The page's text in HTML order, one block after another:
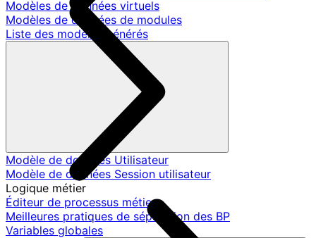
Modèles de données virtuels
Modèles de données de modules
Liste des modèles générés
Modèle de données Utilisateur
Modèle de données Session utilisateur
Logique métier
Éditeur de processus métier
Meilleures pratiques de séparation des BP
Variables globales